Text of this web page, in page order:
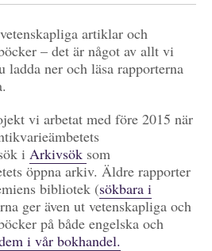
artiklar och
– det är något av allt vi
ladda ner och läsa rapporterna
vi arbetat med före 2015 när
i Arkivsök som
öppna arkiv. Äldre rapporter
bibliotek (sökbara i
ger även ut vetenskapliga och
på både engelska och
i vår bokhandel.